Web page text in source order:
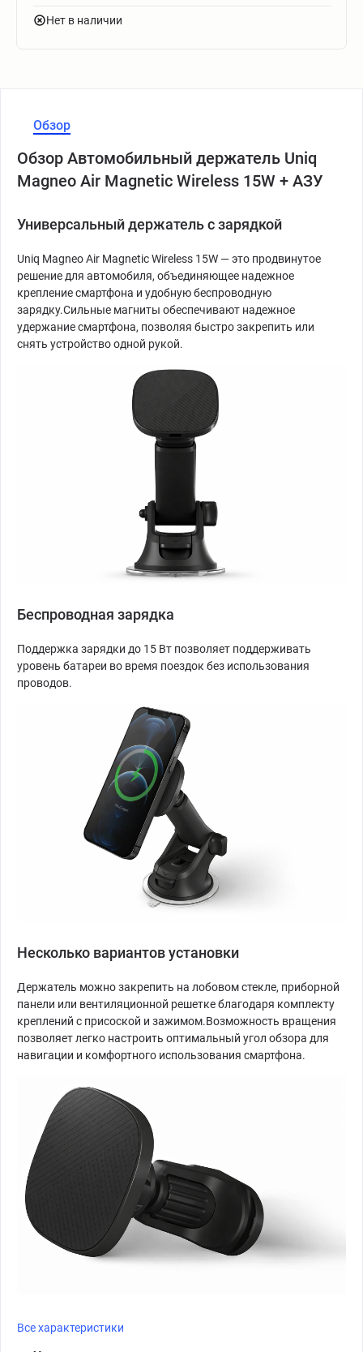
Нет в наличии
Обзор
Обзор Автомобильный держатель Uniq
Magneo Air Magnetic Wireless 15W + АЗУ
Универсальный держатель с зарядкой
Uniq Magneo Air Magnetic Wireless 15W — это продвинутое
решение для автомобиля, объединяющее надежное
крепление смартфона и удобную беспроводную
зарядку.Сильные магниты обеспечивают надежное
удержание смартфона, позволяя быстро закрепить или
снять устройство одной рукой.
Беспроводная зарядка
Поддержка зарядки до 15 Вт позволяет поддерживать
уровень батареи во время поездок без использования
проводов.
Несколько вариантов установки
Держатель можно закрепить на лобовом стекле, приборной
панели или вентиляционной решетке благодаря комплекту
креплений с присоской и зажимом.Возможность вращения
позволяет легко настроить оптимальный угол обзора для
навигации и комфортного использования смартфона.
Все характеристики